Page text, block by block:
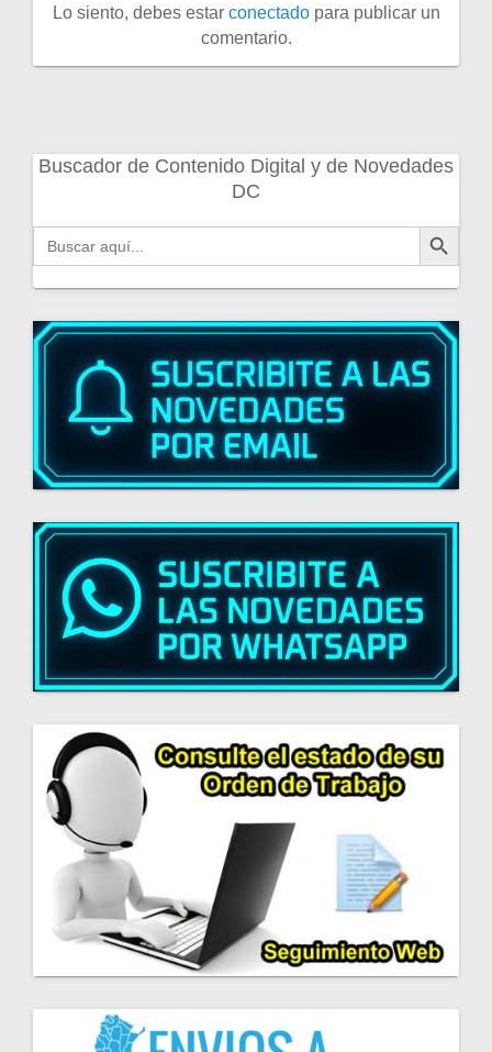
Lo siento, debes estar conectadopara publicar un
comentario.
Buscador de Contenido Digital y de Novedades
DC
Buscar: Botón de búsqueda